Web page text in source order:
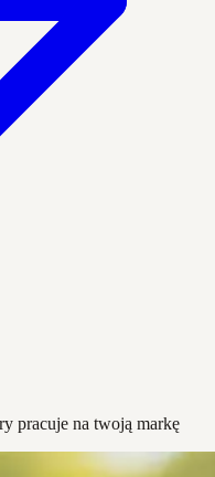
pracuje na twoją markę